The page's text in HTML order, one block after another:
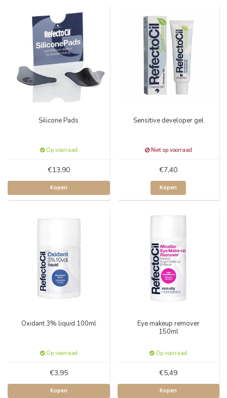
Silicone Pads
Op voorraad
€13,90
Kopen
Sensitive developer gel
Niet op voorraad
€7,40
Kopen
Oxidant 3% liquid 100ml
Op voorraad
€3,95
Kopen
Eye makeup remover
150ml
Op voorraad
€5,49
Kopen